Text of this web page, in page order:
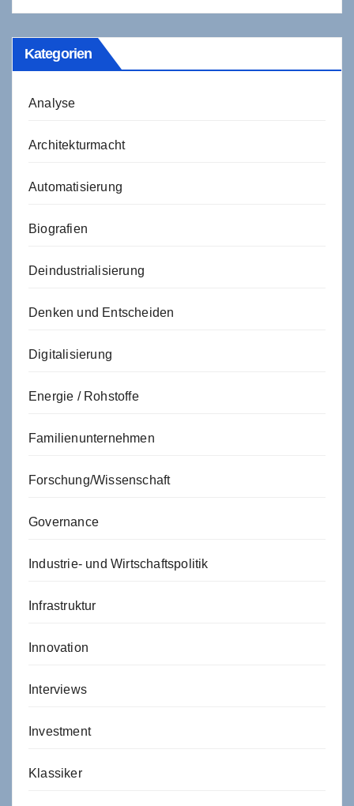
Kategorien
Analyse
Architekturmacht
Automatisierung
Biografien
Deindustrialisierung
Denken und Entscheiden
Digitalisierung
Energie / Rohstoffe
Familienunternehmen
Forschung/Wissenschaft
Governance
Industrie- und Wirtschaftspolitik
Infrastruktur
Innovation
Interviews
Investment
Klassiker